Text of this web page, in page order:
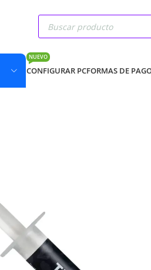
CONFIGURAR PC
NUEVO
FORMAS DE